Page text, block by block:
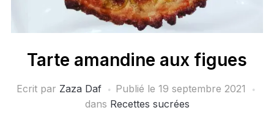
Tarte amandine aux figues
Ecrit par Zaza Daf Publié le 19 septembre 2021
dans Recettes sucrées